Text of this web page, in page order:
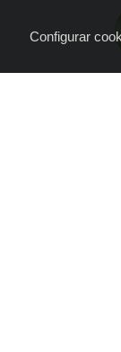
Configurar